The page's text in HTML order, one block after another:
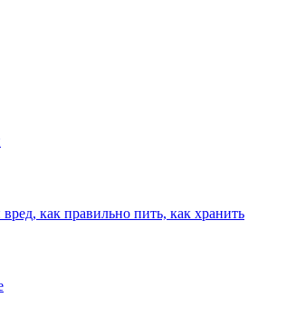
как правильно пить, как хранить